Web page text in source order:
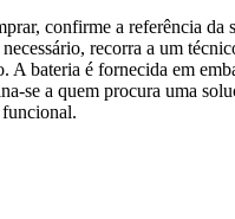
confirme a referência da
recorra a um
A bateria é fornecida em
se a quem procura uma